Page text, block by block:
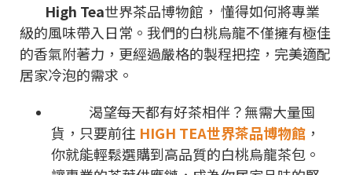
High Tea世界茶品博物館， 懂得如何將專業
級的風味帶入日常。我們的白桃烏龍不僅擁有極佳
的香氣附著力，更經過嚴格的製程把控，完美適配
居家冷泡的需求。
渴望每天都有好茶相伴？無需大量囤
貨，只要前往 HIGH TEA世界茶品博物館 ，
你就能輕鬆選購到高品質的白桃烏龍茶包。